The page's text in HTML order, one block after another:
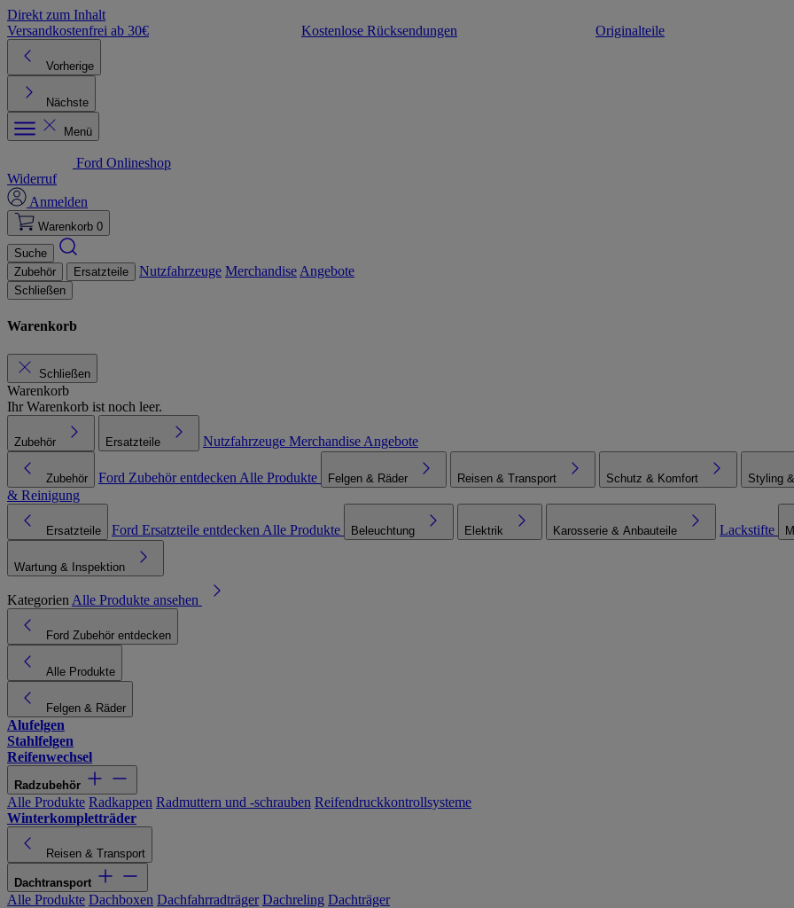
Direkt zum Inhalt
Versandkostenfrei ab 30€
Kostenlose Rücksendungen Originalteile
Vorherige
Nächste
Menü
Ford Onlineshop
Widerruf
Anmelden
Warenkorb 0
Suche
Zubehör
Ersatzteile Nutzfahrzeuge Merchandise Angebote
Schließen
Warenkorb
Schließen
Warenkorb
Ihr Warenkorb ist noch leer.
Zubehör Ersatzteile Nutzfahrzeuge Merchandise Angebote
Zubehör Ford Zubehör entdecken Alle Produkte Felgen & Räder Reisen & Transport Schutz & Komfort Styling
& Reinigung
Ersatzteile Ford Ersatzteile entdecken Alle Produkte Beleuchtung Elektrik Karosserie & Anbauteile Lackstifte
Wartung & Inspektion
Kategorien Alle Produkte ansehen
Ford Zubehör entdecken
Alle Produkte
Felgen & Räder
Alufelgen
Stahlfelgen
Reifenwechsel
Radzubehör
Alle Produkte Radkappen Radmuttern und -schrauben Reifendruckkontrollsysteme
Winterkompletträder
Reisen & Transport
Dachtransport
Alle Produkte Dachboxen Dachfahrradträger Dachreling Dachträger